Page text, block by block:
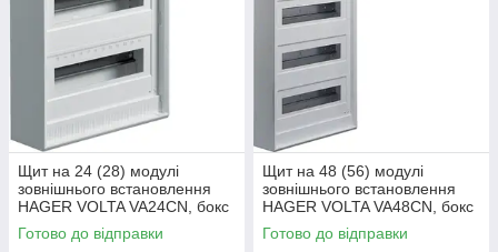
Щит на 24 (28) модулі
зовнішнього встановлення
HAGER VOLTA VA24CN, бокс
Хагер, шафа розподільна
для автоматів
Готово до відправки
Щит на 48 (56) модулі
зовнішнього встановлення
HAGER VOLTA VA48CN, бокс
Хагер, шафа розподільна
для автоматів
Готово до відправки